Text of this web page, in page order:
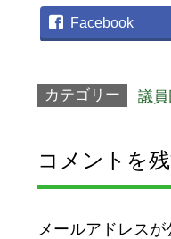
Facebook
カテゴリー 議
コメントを
メールアドレスが